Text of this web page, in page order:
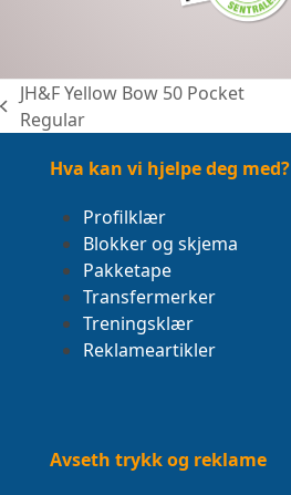
previous
JH&F Yellow Bow 50 Pocket
Regular
Hva kan vi hjelpe deg med?
Profilklær
Blokker og skjema
Pakketape
Transfermerker
Treningsklær
Reklameartikler
Avseth trykk og reklame